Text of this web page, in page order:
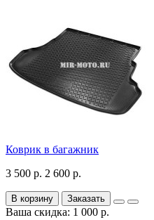
Коврик в багажник
3 500 р. 2 600 р.
В корзину Заказать
Ваша скидка: 1 000 р.